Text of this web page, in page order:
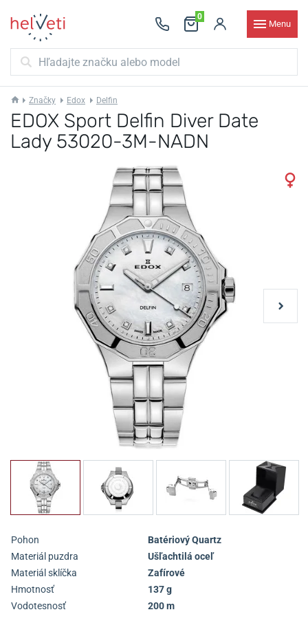
0
Menu
Značky Edox Delfin
EDOX Sport Delfin Diver Date
Lady 53020-3M-NADN
Pohon
Batériový Quartz
Materiál puzdra
Ušľachtilá oceľ
Materiál sklíčka
Zafírové
Hmotnosť
137 g
Vodotesnosť
200 m